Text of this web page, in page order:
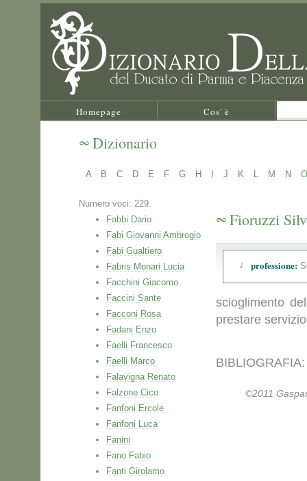
Homepage Cos' è
Dizionario
A B C D E F G H J K L M N O
Numero voci: 229.
Fabbi Dario
Fabi Giovanni Ambrogio
Fabi Gualtiero
Fabris Monari Lucia
Facchini Giacomo
Faccini Sante
Facconi Rosa
Fadani Enzo
Faelli Francesco
Faelli Marco
Falavigna Renato
Falzone Cico
Fanfoni Ercole
Fanfoni Luca
Fanini
Fano Fabio
Fanti Girolamo
Fioruzzi
professione:
scioglimento
prestare
©2011